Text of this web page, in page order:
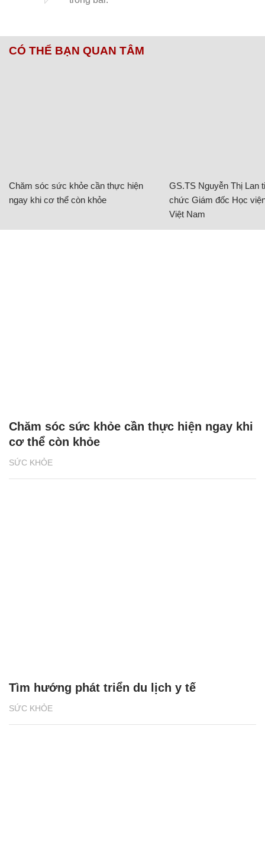
CÓ THỂ BẠN QUAN TÂM
Chăm sóc sức khỏe cần thực hiện
ngay khi cơ thể còn khỏe
GS.TS Nguyễn Thị Lan
chức Giám đốc Học
Việt Nam
SỨC KHỎE
Chăm sóc sức khỏe cần thực hiện ngay khi
cơ thể còn khỏe
SỨC KHỎE
Tìm hướng phát triển du lịch y tế